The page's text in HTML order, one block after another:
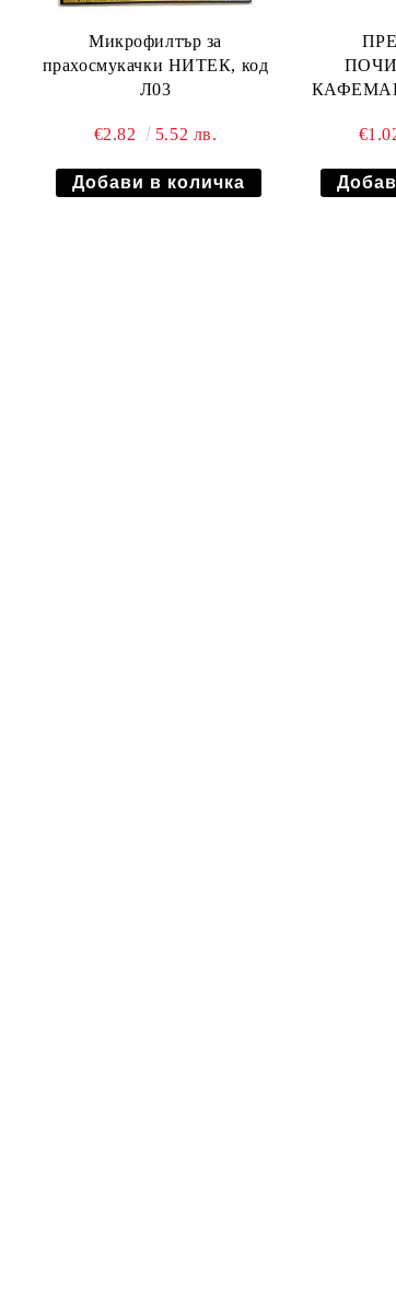
Микрофилтър за
прахосмукачки НИТЕК, код
Л03
€2.82 5.52 лв.